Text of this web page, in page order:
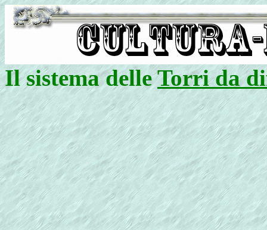
Il sistema delleTorri da